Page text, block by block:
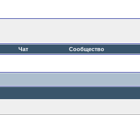
Чат Сообщество